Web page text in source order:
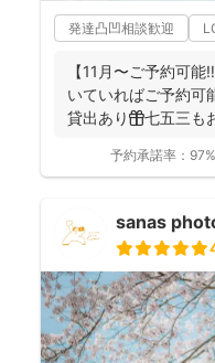
発達凸凹相談歓迎
【11月〜ご予約可
いていればご予約可
貸出あり🎁七五三も
予約承諾率： 97%
sanas